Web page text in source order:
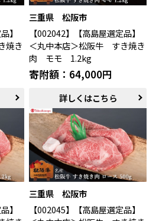
】
焼き
三重県 松阪市
【002042】【高島屋選定品】
＜丸中本店＞松阪牛 すき焼き
肉 モモ 1.2kg
寄附額：64,000円
詳しくはこちら
】
三重県 松阪市
【002045】【高島屋選定品】